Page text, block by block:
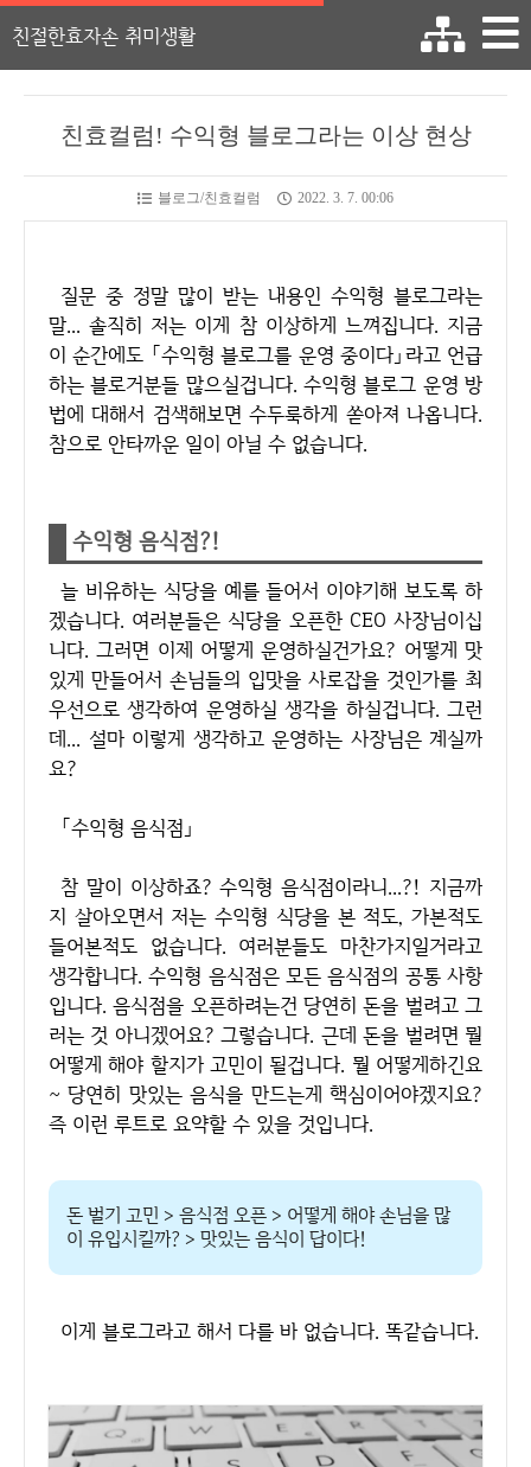
친절한효자손 취미생활
친효컬럼! 수익형 블로그라는 이상 현상
블로그/친효컬럼 2022. 3. 7. 00:06
질문 중 정말 많이 받는 내용인 수익형 블로그라는
말... 솔직히 저는 이게 참 이상하게 느껴집니다. 지금
이 순간에도 「수익형 블로그를 운영 중이다」라고 언급
하는 블로거분들 많으실겁니다. 수익형 블로그 운영 방
법에 대해서 검색해보면 수두룩하게 쏟아져 나옵니다.
참으로 안타까운 일이 아닐 수 없습니다.
수익형 음식점?!
늘 비유하는 식당을 예를 들어서 이야기해 보도록 하
겠습니다. 여러분들은 식당을 오픈한 CEO 사장님이십
니다. 그러면 이제 어떻게 운영하실건가요? 어떻게 맛
있게 만들어서 손님들의 입맛을 사로잡을 것인가를 최
우선으로 생각하여 운영하실 생각을 하실겁니다. 그런
데... 설마 이렇게 생각하고 운영하는 사장님은 계실까
요?
「수익형 음식점」
참 말이 이상하죠? 수익형 음식점이라니...?! 지금까
지 살아오면서 저는 수익형 식당을 본 적도, 가본적도
들어본적도 없습니다. 여러분들도 마찬가지일거라고
생각합니다. 수익형 음식점은 모든 음식점의 공통 사항
입니다. 음식점을 오픈하려는건 당연히 돈을 벌려고 그
러는 것 아니겠어요? 그렇습니다. 근데 돈을 벌려면 뭘
어떻게 해야 할지가 고민이 될겁니다. 뭘 어떻게하긴요
~ 당연히 맛있는 음식을 만드는게 핵심이어야겠지요?
즉 이런 루트로 요약할 수 있을 것입니다.
돈 벌기 고민 > 음식점 오픈 > 어떻게 해야 손님을 많
이 유입시킬까? > 맛있는 음식이 답이다!
이게 블로그라고 해서 다를 바 없습니다. 똑같습니다.